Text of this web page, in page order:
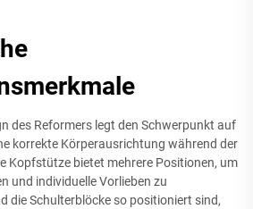
des Reformers legt den Schwerpunkt auf
korrekte Körperausrichtung während der
Kopfstütze bietet mehrere Positionen, um
und individuelle Vorlieben zu
die Schulterblöcke so positioniert sind,